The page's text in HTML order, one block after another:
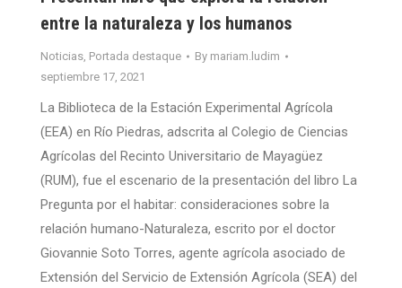
entre la naturaleza y los humanos
Noticias, Portada destaque By mariam.ludim
septiembre 17, 2021
La Biblioteca de la Estación Experimental Agrícola
(EEA) en Río Piedras, adscrita al Colegio de Ciencias
Agrícolas del Recinto Universitario de Mayagüez
(RUM), fue el escenario de la presentación del libro La
Pregunta por el habitar: consideraciones sobre la
relación humano-Naturaleza, escrito por el doctor
Giovannie Soto Torres, agente agrícola asociado de
Extensión del Servicio de Extensión Agrícola (SEA) del